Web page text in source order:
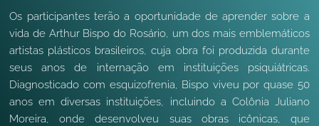
Os participantes terão a oportunidade de aprender sobre a
vida de Arthur Bispo do Rosário, um dos mais emblemáticos
artistas plásticos brasileiros, cuja obra foi produzida durante
seus anos de internação em instituições psiquiátricas.
Diagnosticado com esquizofrenia, Bispo viveu por quase 50
anos em diversas instituições, incluindo a Colônia Juliano
Moreira, onde desenvolveu suas obras icônicas, que